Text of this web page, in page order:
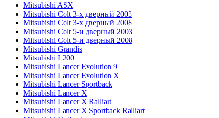
Mitsubishi ASX
Mitsubishi Colt 3-х дверный 2003
Mitsubishi Colt 3-х дверный 2008
Mitsubishi Colt 5-и дверный 2003
Mitsubishi Colt 5-и дверный 2008
Mitsubishi Grandis
Mitsubishi L200
Mitsubishi Lancer Evolution 9
Mitsubishi Lancer Evolution X
Mitsubishi Lancer Sportback
Mitsubishi Lancer X
Mitsubishi Lancer X Ralliart
Mitsubishi Lancer X Sportback Ralliart